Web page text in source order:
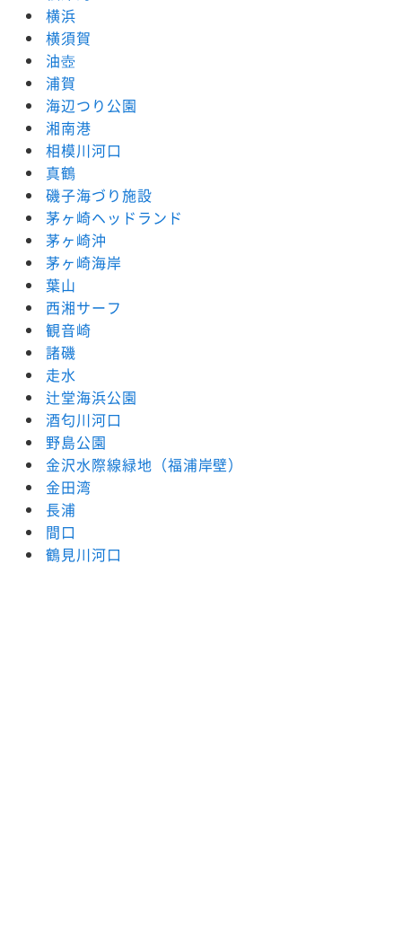
横浜
横須賀
油壺
浦賀
海辺つり公園
湘南港
相模川河口
真鶴
磯子海づり施設
茅ヶ崎ヘッドランド
茅ヶ崎沖
茅ヶ崎海岸
葉山
西湘サーフ
観音崎
諸磯
走水
辻堂海浜公園
酒匂川河口
野島公園
金沢水際線緑地（福浦岸壁）
金田湾
長浦
間口
鶴見川河口